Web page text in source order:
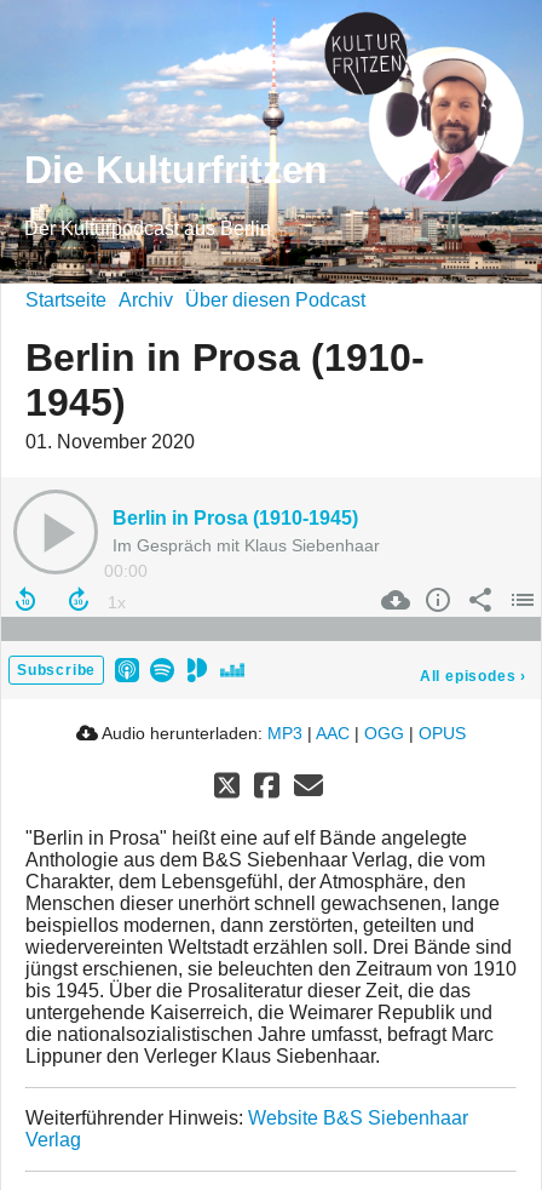
Die Kulturfritzen
Der Kulturpodcast aus Berlin
Startseite Archiv Über diesen Podcast
Berlin in Prosa (1910-
1945)
01. November 2020
Berlin in Prosa (1910-1945)
Im Gespräch mit Klaus Siebenhaar
00:00
Subscribe All episodes ›
Audio herunterladen: MP3 | AAC | OGG | OPUS
"Berlin in Prosa" heißt eine auf elf Bände angelegte
Anthologie aus dem B&S Siebenhaar Verlag, die vom
Charakter, dem Lebensgefühl, der Atmosphäre, den
Menschen dieser unerhört schnell gewachsenen, lange
beispiellos modernen, dann zerstörten, geteilten und
wiedervereinten Weltstadt erzählen soll. Drei Bände sind
jüngst erschienen, sie beleuchten den Zeitraum von 1910
bis 1945. Über die Prosaliteratur dieser Zeit, die das
untergehende Kaiserreich, die Weimarer Republik und
die nationalsozialistischen Jahre umfasst, befragt Marc
Lippuner den Verleger Klaus Siebenhaar.
Weiterführender Hinweis: Website B&S Siebenhaar
Verlag